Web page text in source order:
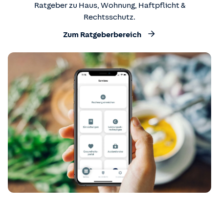
Ratgeber zu Haus, Wohnung, Haftpflicht &
Rechtsschutz.
Zum Ratgeberbereich